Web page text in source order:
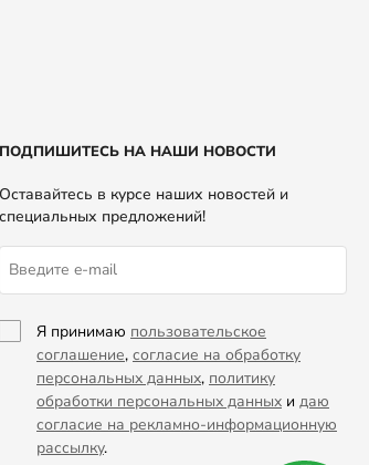
ПОДПИШИТЕСЬ НА НАШИ НОВОСТИ
Оставайтесь в курсе наших новостей и
специальных предложений!
Я принимаю пользовательское
соглашение, согласие на обработку
персональных данных, политику
обработки персональных данных и даю
согласие на рекламно-информационную
рассылку.